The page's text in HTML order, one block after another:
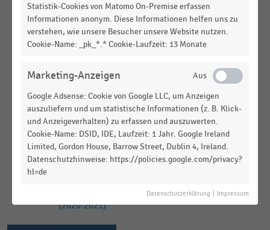
KONSUMGÜTERINDUSTRIE STATISTIK
Top 100 der Lieferanten im Lebensmittelhandel in
Deutschland nach Umsatz (2022)
Top 100 der Lieferanten im Lebensmittelhandel in
Deutschland nach Umsatz (2021)
FLEISCHEREIEN STATISTIK
Top 20 der umsatzstärksten Fleischgruppen in
Deutschland (2020-2021)
STATISTIK
Geflügelwirtschaft in Deutschland nach Umsatz
(2020-2021)
Statistik-Cookies von Matomo On-Premise erfassen
Informationen anonym. Diese Informationen helfen uns zu
verstehen, wie unsere Besucher unsere Website nutzen.
Cookie-Name: _pk_*.* Cookie-Laufzeit: 13 Monate
Marketing-Anzeigen
Google Adsense: Cookie von Google LLC, um Anzeigen
auszuliefern und um statistische Informationen (z. B. Klick-
und Anzeigeverhalten) zu erfassen und auszuwerten.
Cookie-Name: DSID, IDE, Laufzeit: 1 Jahr. Google Ireland
Limited, Gordon House, Barrow Street, Dublin 4, Ireland.
Datenschutzhinweise: https://policies.google.com/privacy?
hl=de
Datenschutzerklärung Impressum